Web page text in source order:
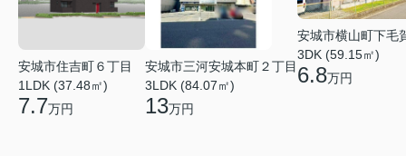
安城市住吉町６丁目
1LDK (37.48㎡)
7.7万円
安城市三河安城本町２丁目
3LDK (84.07㎡)
13万円
安城市横山町下毛
3DK (59.15㎡)
6.8万円